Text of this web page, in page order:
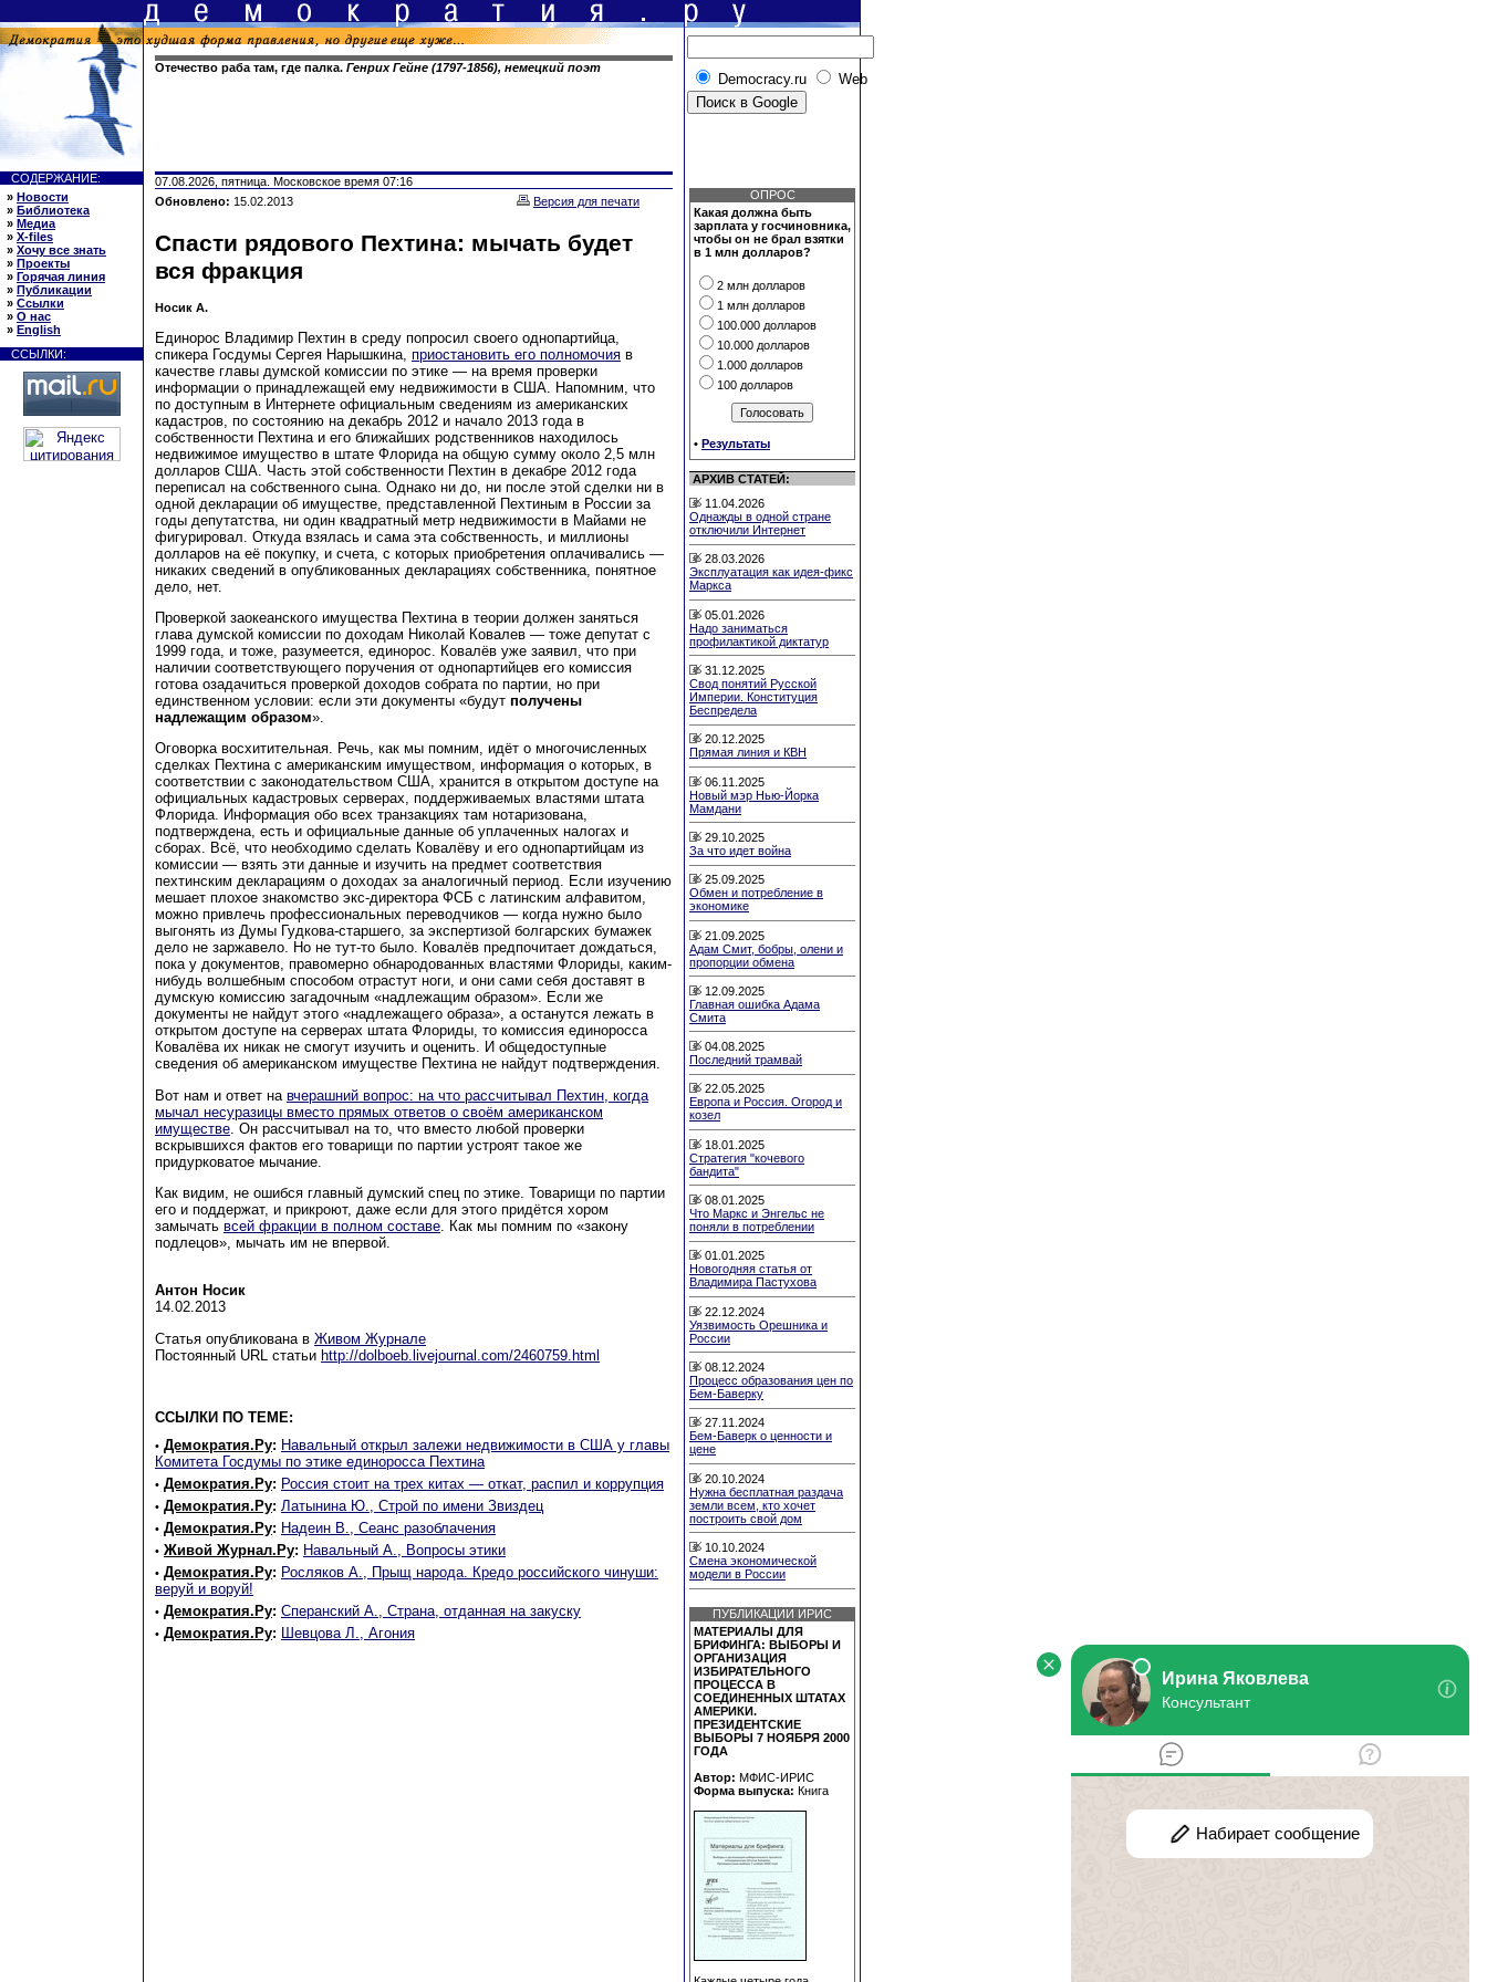
Отечество раба там, где палка. Генрих Гейне (1797-1856), немецкий поэт
Democracy.ru Web
СОДЕРЖАНИЕ:
» Новости
» Библиотека
» Медиа
» X-files
» Хочу все знать
» Проекты
» Горячая линия
» Публикации
» Ссылки
» О нас
» English
ССЫЛКИ:
07.08.2026, пятница. Московское время 07:16
Обновлено: 15.02.2013 Версия для печати
Спасти рядового Пехтина: мычать будет
вся фракция
Носик А.
Единорос Владимир Пехтин в среду попросил своего однопартийца,
спикера Госдумы Сергея Нарышкина, приостановить его полномочия в
качестве главы думской комиссии по этике — на время проверки
информации о принадлежащей ему недвижимости в США. Напомним, что
по доступным в Интернете официальным сведениям из американских
кадастров, по состоянию на декабрь 2012 и начало 2013 года в
собственности Пехтина и его ближайших родственников находилось
недвижимое имущество в штате Флорида на общую сумму около 2,5 млн
долларов США. Часть этой собственности Пехтин в декабре 2012 года
переписал на собственного сына. Однако ни до, ни после этой сделки ни в
одной декларации об имуществе, представленной Пехтиным в России за
годы депутатства, ни один квадратный метр недвижимости в Майами не
фигурировал. Откуда взялась и сама эта собственность, и миллионы
долларов на её покупку, и счета, с которых приобретения оплачивались —
никаких сведений в опубликованных декларациях собственника, понятное
дело, нет.
Проверкой заокеанского имущества Пехтина в теории должен заняться
глава думской комиссии по доходам Николай Ковалев — тоже депутат с
1999 года, и тоже, разумеется, единорос. Ковалёв уже заявил, что при
наличии соответствующего поручения от однопартийцев его комиссия
готова озадачиться проверкой доходов собрата по партии, но при
единственном условии: если эти документы «будут получены
надлежащим образом».
Оговорка восхитительная. Речь, как мы помним, идёт о многочисленных
сделках Пехтина с американским имуществом, информация о которых, в
соответствии с законодательством США, хранится в открытом доступе на
официальных кадастровых серверах, поддерживаемых властями штата
Флорида. Информация обо всех транзакциях там нотаризована,
подтверждена, есть и официальные данные об уплаченных налогах и
сборах. Всё, что необходимо сделать Ковалёву и его однопартийцам из
комиссии — взять эти данные и изучить на предмет соответствия
пехтинским декларациям о доходах за аналогичный период. Если изучению
мешает плохое знакомство экс-директора ФСБ с латинским алфавитом,
можно привлечь профессиональных переводчиков — когда нужно было
выгонять из Думы Гудкова-старшего, за экспертизой болгарских бумажек
дело не заржавело. Но не тут-то было. Ковалёв предпочитает дождаться,
пока у документов, правомерно обнародованных властями Флориды, каким-
нибудь волшебным способом отрастут ноги, и они сами себя доставят в
думскую комиссию загадочным «надлежащим образом». Если же
документы не найдут этого «надлежащего образа», а останутся лежать в
открытом доступе на серверах штата Флориды, то комиссия единоросса
Ковалёва их никак не смогут изучить и оценить. И общедоступные
сведения об американском имуществе Пехтина не найдут подтверждения.
Вот нам и ответ на вчерашний вопрос: на что рассчитывал Пехтин, когда
мычал несуразицы вместо прямых ответов о своём американском
имуществе . Он рассчитывал на то, что вместо любой проверки
вскрывшихся фактов его товарищи по партии устроят такое же
придурковатое мычание.
Как видим, не ошибся главный думский спец по этике. Товарищи по партии
его и поддержат, и прикроют, даже если для этого придётся хором
замычать всей фракции в полном составе . Как мы помним по «закону
подлецов», мычать им не впервой.
Антон Носик
14.02.2013
Статья опубликована в Живом Журнале
Постоянный URL статьи http://dolboeb.livejournal.com/2460759.html
ССЫЛКИ ПО ТЕМЕ:
• Демократия.Ру: Навальный открыл залежи недвижимости в США у главы
Комитета Госдумы по этике единоросса Пехтина
• Демократия.Ру: Россия стоит на трех китах — откат, распил и коррупция
• Демократия.Ру: Латынина Ю., Строй по имени Звиздец
• Демократия.Ру: Надеин В., Сеанс разоблачения
• Живой Журнал.Ру: Навальный А., Вопросы этики
• Демократия.Ру: Росляков А., Прыщ народа. Кредо российского чинуши:
веруй и воруй!
• Демократия.Ру: Сперанский А., Страна, отданная на закуску
• Демократия.Ру: Шевцова Л., Агония
ОПРОС
Какая должна быть
зарплата у госчиновника,
чтобы он не брал взятки
в 1 млн долларов?
2 млн долларов
1 млн долларов
100.000 долларов
10.000 долларов
1.000 долларов
100 долларов
• Результаты
АРХИВ СТАТЕЙ:
11.04.2026
Однажды в одной стране
отключили Интернет
28.03.2026
Эксплуатация как идея-фикс
Маркса
05.01.2026
Надо заниматься
профилактикой диктатур
31.12.2025
Свод понятий Русской
Империи. Конституция
Беспредела
20.12.2025
Прямая линия и КВН
06.11.2025
Новый мэр Нью-Йорка
Мамдани
29.10.2025
За что идет война
25.09.2025
Обмен и потребление в
экономике
21.09.2025
Адам Смит, бобры, олени и
пропорции обмена
12.09.2025
Главная ошибка Адама
Смита
04.08.2025
Последний трамвай
22.05.2025
Европа и Россия. Огород и
козел
18.01.2025
Стратегия "кочевого
бандита"
08.01.2025
Что Маркс и Энгельс не
поняли в потреблении
01.01.2025
Новогодняя статья от
Владимира Пастухова
22.12.2024
Уязвимость Орешника и
России
08.12.2024
Процесс образования цен по
Бем-Баверку
27.11.2024
Бем-Баверк о ценности и
цене
20.10.2024
Нужна бесплатная раздача
земли всем, кто хочет
построить свой дом
10.10.2024
Смена экономической
модели в России
ПУБЛИКАЦИИ ИРИС
МАТЕРИАЛЫ ДЛЯ
БРИФИНГА: ВЫБОРЫ И
ОРГАНИЗАЦИЯ
ИЗБИРАТЕЛЬНОГО
ПРОЦЕССА В
СОЕДИНЕННЫХ ШТАТАХ
АМЕРИКИ.
ПРЕЗИДЕНТСКИЕ
ВЫБОРЫ 7 НОЯБРЯ 2000
ГОДА
Автор: МФИС-ИРИС
Форма выпуска: Книга